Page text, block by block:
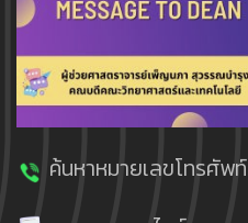
ค้นหาหมายเลขโทรศัพท์